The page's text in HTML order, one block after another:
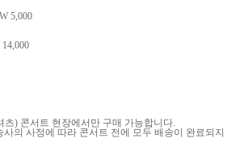
5,000
츠) 콘서트 현장에서만 구매 가능합니다.
의 사정에 따라 콘서트 전에 모두 배송이 완료되